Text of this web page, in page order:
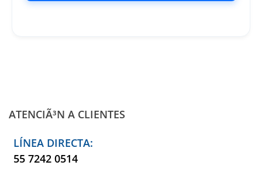
ATENCIÃ³N A CLIENTES
LÍNEA DIRECTA:
55 7242 0514